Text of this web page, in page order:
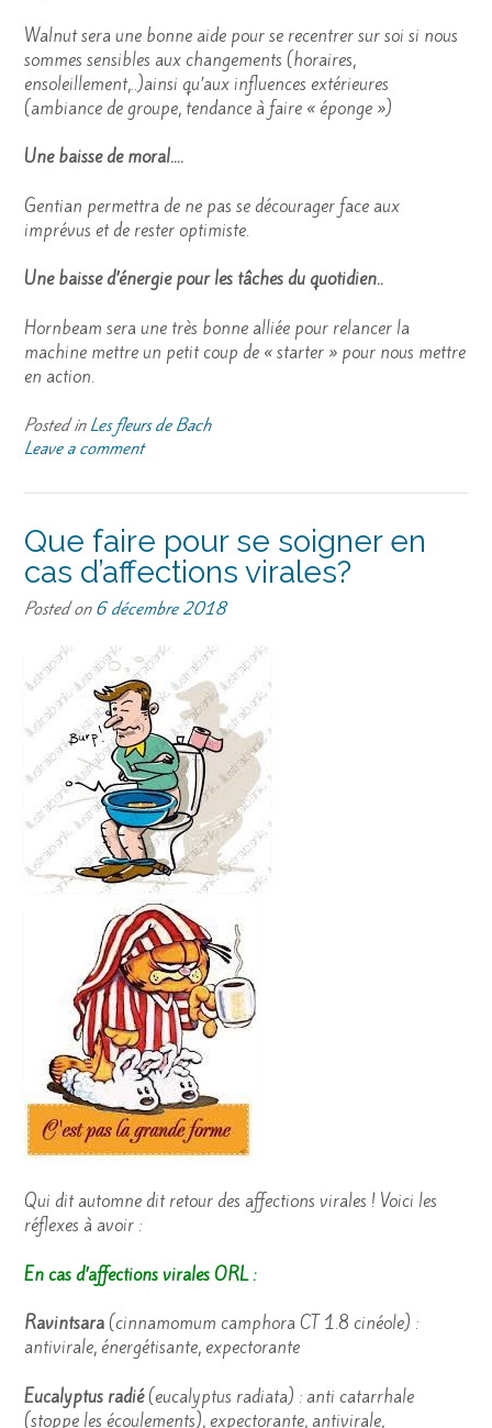
Walnut sera une bonne aide pour se recentrer sur soi si nous
sommes sensibles aux changements (horaires,
ensoleillement,..)ainsi qu’aux influences extérieures
(ambiance de groupe, tendance à faire « éponge »)
Une baisse de moral….
Gentian permettra de ne pas se décourager face aux
imprévus et de rester optimiste.
Une baisse d’énergie pour les tâches du quotidien..
Hornbeam sera une très bonne alliée pour relancer la
machine mettre un petit coup de « starter » pour nous mettre
en action.
Posted inLes fleurs de Bach
Leave a comment
Que faire pour se soigner en
cas d’affections virales?
Posted on6 décembre 2018
Qui dit automne dit retour des affections virales ! Voici les
réflexes à avoir :
En cas d’affections virales ORL :
Ravintsara(cinnamomum camphora CT 1.8 cinéole) :
antivirale, énergétisante, expectorante
Eucalyptus radié(eucalyptus radiata) : anti catarrhale
(stoppe les écoulements), expectorante, antivirale,